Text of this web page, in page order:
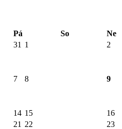
Pá So
Ne
31 1 2
7 8 9
14 15
16
21 22 23